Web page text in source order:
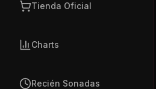
Tienda Oficial
Charts
Recién Sonadas